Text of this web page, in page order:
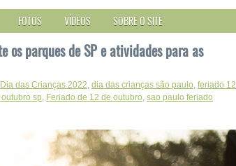
FOTOS VÍDEOS SOBRE O SITE
os parques de SP e atividades para as
Dia das Crianças 2022, dia das crianças são paulo, feriado 12
sp, Feriado de 12 de outubro, sao paulo feriado